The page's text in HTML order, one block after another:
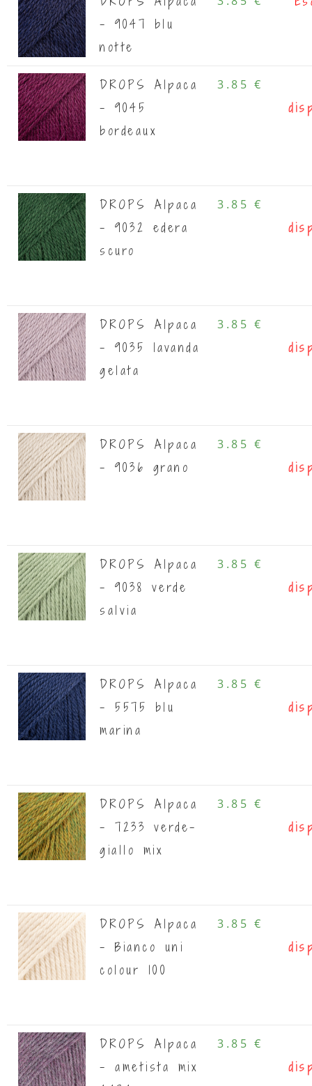
- 9047 blu
notte
DROPS Alpaca
- 9045
bordeaux
3.85 €
DROPS Alpaca
- 9032 edera
scuro
3.85 €
DROPS Alpaca
- 9035 lavanda
gelata
3.85 €
DROPS Alpaca
- 9036 grano
3.85 €
DROPS Alpaca
- 9038 verde
salvia
3.85 €
DROPS Alpaca
- 5575 blu
marina
3.85 €
DROPS Alpaca
- 7233 verde-
giallo mix
3.85 €
DROPS Alpaca
- Bianco uni
colour 100
3.85 €
DROPS Alpaca
- ametista mix
3.85 €